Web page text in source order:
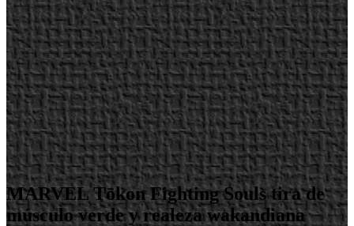
MARVEL Tōkon Fighting Souls tira de
músculo verde y realeza wakandiana